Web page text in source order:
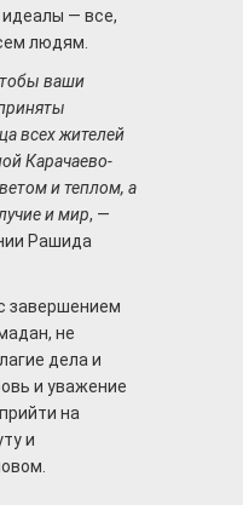
— все,
людям.
ваши
всех жителей
Карачаево-
и теплом, а
и мир, —
Рашида
завершением
не
дела и
и уважение
на
и